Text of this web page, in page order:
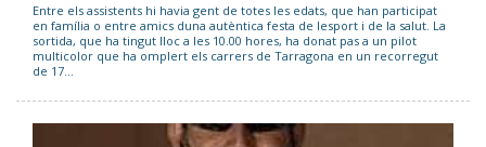
Entre els assistents hi havia gent de totes les edats, que han participat
en família o entre amics duna autèntica festa de lesport i de la salut. La
sortida, que ha tingut lloc a les 10.00 hores, ha donat pas a un pilot
multicolor que ha omplert els carrers de Tarragona en un recorregut
de 17...